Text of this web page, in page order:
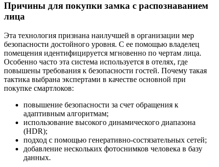
Причины для покупки замка с распознаванием
лица
Эта технология признана наилучшей в организации мер
безопасности достойного уровня. С ее помощью владелец
помещения идентифицируется мгновенно по чертам лица.
Особенно часто эта система используется в отелях, где
повышены требования к безопасности гостей. Почему такая
тактика выбрана экспертами в качестве основной при
покупке смартлоков:
повышение безопасности за счет обращения к
адаптивным алгоритмам;
использование высокого динамического диапазона
(HDR);
подход с помощью генеративно-состязательных сетей;
добавление нескольких фотоснимков человека в базу
данных.